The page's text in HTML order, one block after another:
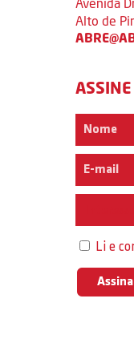
Alto de
Li e